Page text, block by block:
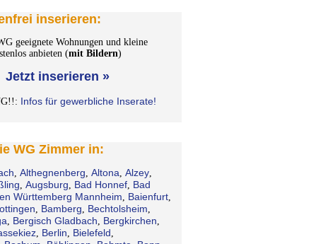
inserieren:
geeignete Wohnungen und kleine
anbieten (mit Bildern)
Jetzt inserieren »
Infos für gewerbliche Inserate!
WG Zimmer in:
Althegnenberg Altona Alzey,
Augsburg Bad Honnef, Bad
Württemberg Mannheim Baienfurt,
Bamberg Bechtolsheim
Bergisch Gladbach Bergkirchen
, Berlin Bielefeld